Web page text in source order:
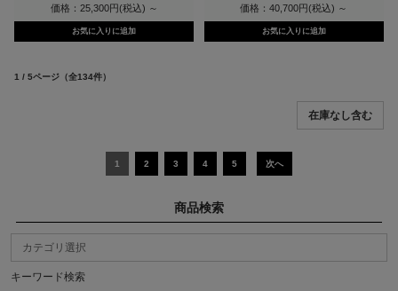
価格：25,300円(税込) ～ 価格：40,700円(税込) ～
1 / 5ページ （全134件）
1 2 3 4 5 次へ
商品検索
キーワード検索